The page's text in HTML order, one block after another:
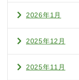
2026年1月
2025年12月
2025年11月